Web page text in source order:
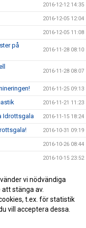
2016-12-12 14:35
2016-12-05 12:04
2016-12-05 11:08
på
2016-11-28 08:10
2016-11-28 08:07
2016-11-25 09:13
2016-11-21 11:23
Idrottsgala 2016-11-15 18:24
2016-10-31 09:19
2016-10-26 08:44
2016-10-15 23:52
vi nödvändiga
stänga av.
t.ex. för statistik
vill acceptera dessa.